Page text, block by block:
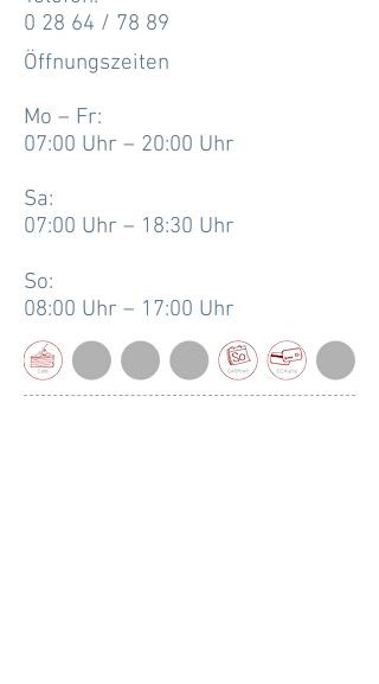
0 28 64 / 78 89
Öffnungszeiten
Mo – Fr:
07:00 Uhr – 20:00 Uhr
Sa:
07:00 Uhr – 18:30 Uhr
So:
08:00 Uhr – 17:00 Uhr